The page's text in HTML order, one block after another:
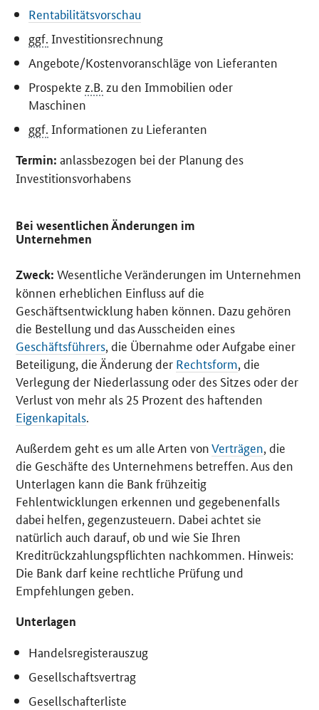
Rentabilitätsvorschau
ggf. Investitionsrechnung
Angebote/Kostenvoranschläge von Lieferanten
Prospekte z.B. zu den Immobilien oder
Maschinen
ggf. Informationen zu Lieferanten
Termin: anlassbezogen bei der Planung des
Investitionsvorhabens
Bei wesentlichen Änderungen im
Unternehmen
Zweck: Wesentliche Veränderungen im Unternehmen
können erheblichen Einfluss auf die
Geschäftsentwicklung haben können. Dazu gehören
die Bestellung und das Ausscheiden eines
Geschäftsführers, die Übernahme oder Aufgabe einer
Beteiligung, die Änderung der Rechtsform, die
Verlegung der Niederlassung oder des Sitzes oder der
Verlust von mehr als 25 Prozent des haftenden
Eigenkapitals.
Außerdem geht es um alle Arten vonVerträgen, die
die Geschäfte des Unternehmens betreffen. Aus den
Unterlagen kann die Bank frühzeitig
Fehlentwicklungen erkennen und gegebenenfalls
dabei helfen, gegenzusteuern. Dabei achtet sie
natürlich auch darauf, ob und wie Sie Ihren
Kreditrückzahlungspflichten nachkommen. Hinweis:
Die Bank darf keine rechtliche Prüfung und
Empfehlungen geben.
Unterlagen
Handelsregisterauszug
Gesellschaftsvertrag
Gesellschafterliste